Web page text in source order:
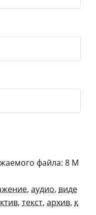
файла: 8 М
, аудио, виде
, текст, архив, к